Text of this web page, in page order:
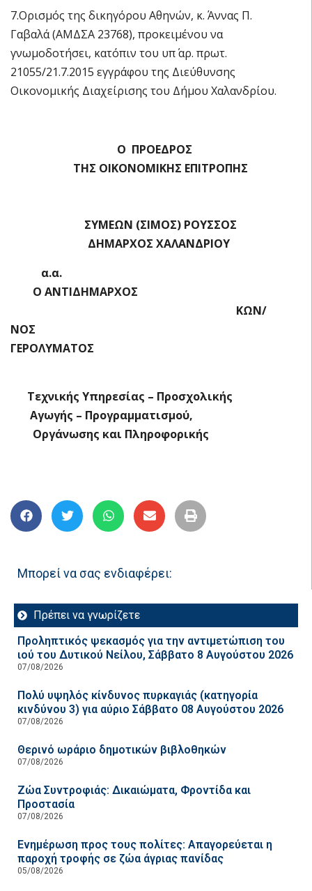
7.Ορισμός της δικηγόρου Αθηνών, κ. Άννας Π.
Γαβαλά (ΑΜΔΣΑ 23768), προκειμένου να
γνωμοδοτήσει, κατόπιν του υπ΄ αρ. πρωτ.
21055/21.7.2015 εγγράφου της Διεύθυνσης
Οικονομικής Διαχείρισης του Δήμου Χαλανδρίου.
Ο ΠΡΟΕΔΡΟΣ
ΤΗΣ ΟΙΚΟΝΟΜΙΚΗΣ ΕΠΙΤΡΟΠΗΣ
ΣΥΜΕΩΝ (ΣΙΜΟΣ) ΡΟΥΣΣΟΣ
ΔΗΜΑΡΧΟΣ ΧΑΛΑΝΔΡΙΟΥ
α.α.
Ο ΑΝΤΙΔΗΜΑΡΧΟΣ
ΚΩΝ/
ΝΟΣ
ΓΕΡΟΛΥΜΑΤΟΣ
Τεχνικής Υπηρεσίας – Προσχολικής
Αγωγής – Προγραμματισμού,
Οργάνωσης και Πληροφορικής
Μπορεί να σας ενδιαφέρει:
Πρέπει να γνωρίζετε
Προληπτικός ψεκασμός για την αντιμετώπιση του
ιού του Δυτικού Νείλου, Σάββατο 8 Αυγούστου 2026
07/08/2026
Πολύ υψηλός κίνδυνος πυρκαγιάς (κατηγορία
κινδύνου 3) για αύριο Σάββατο 08 Αυγούστου 2026
07/08/2026
Θερινό ωράριο δημοτικών βιβλοθηκών
07/08/2026
Ζώα Συντροφιάς: Δικαιώματα, Φροντίδα και
Προστασία
07/08/2026
Ενημέρωση προς τους πολίτες: Απαγορεύεται η
παροχή τροφής σε ζώα άγριας πανίδας
05/08/2026